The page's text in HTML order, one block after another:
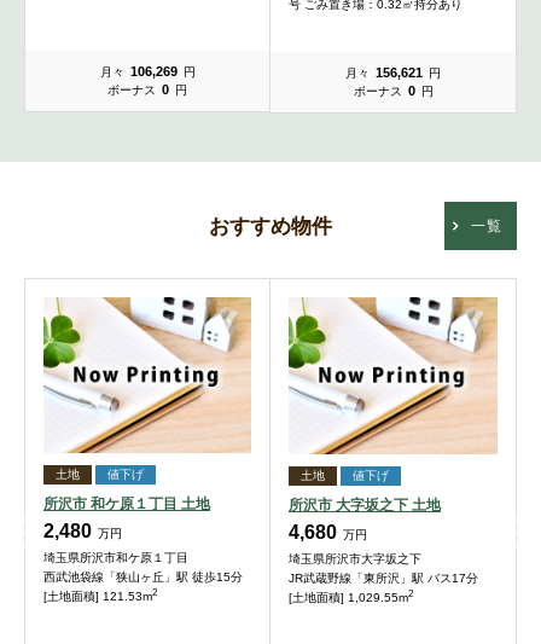
月々 106,269 円
ボーナス
0 円
号 ごみ置き場：0.32㎡持分あり
月々 156,621 円
ボーナス
0 円
おすすめ物件 一覧
土地 値下げ
所沢市 和ケ原１丁目 土地
2,480 万円
埼玉県所沢市和ケ原１丁目
西武池袋線「狭山ヶ丘」駅 徒歩15分
[土地面積] 121.53m2
土地 値下げ
所沢市 大字坂之下 土地
4,680 万円
埼玉県所沢市大字坂之下
JR武蔵野線「東所沢」駅 バス17分
[土地面積] 1,029.55m2